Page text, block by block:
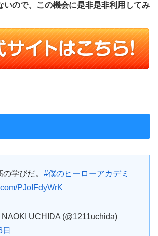
いので、この機会に是非是非利用してみ
学びだ。 #僕のヒーローアカデミ
PJoIFdyWrK
UCHIDA (@1211uchida)